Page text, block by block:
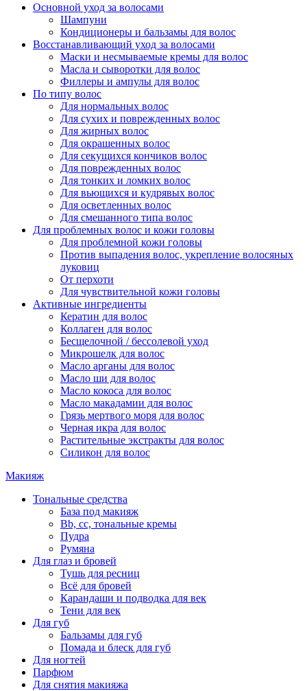
Основной уход за волосами
Шампуни
Кондиционеры и бальзамы для волос
Восстанавливающий уход за волосами
Маски и несмываемые кремы для волос
Масла и сыворотки для волос
Филлеры и ампулы для волос
По типу волос
Для нормальных волос
Для сухих и поврежденных волос
Для жирных волос
Для окрашенных волос
Для секущихся кончиков волос
Для поврежденных волос
Для тонких и ломких волос
Для вьющихся и кудрявых волос
Для осветленных волос
Для смешанного типа волос
Для проблемных волос и кожи головы
Для проблемной кожи головы
Против выпадения волос, укрепление волосяных
луковиц
От перхоти
Для чувствительной кожи головы
Активные ингредиенты
Кератин для волос
Коллаген для волос
Бесщелочной / бессолевой уход
Микрошелк для волос
Масло арганы для волос
Масло ши для волос
Масло кокоса для волос
Масло макадамии для волос
Грязь мертвого моря для волос
Черная икра для волос
Растительные экстракты для волос
Силикон для волос
Макияж
Тональные средства
База под макияж
Bb, cc, тональные кремы
Пудра
Румяна
Для глаз и бровей
Тушь для ресниц
Всё для бровей
Карандаши и подводка для век
Тени для век
Для губ
Бальзамы для губ
Помада и блеск для губ
Для ногтей
Парфюм
Для снятия макияжа